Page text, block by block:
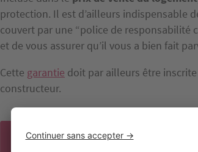
protection. Il est d’ailleurs indispensable
couvert par une “police de
et de vous assurer qu’il vous a bien fait
Cette garantie doit par ailleurs être
constructeur.
Avant toute démarche, pensez à